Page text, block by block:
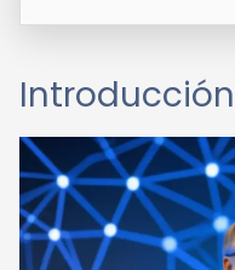
Introducción